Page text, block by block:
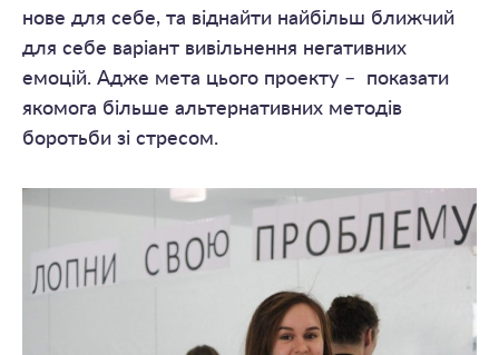
нове для себе, та віднайти найбільш ближчий
для себе варіант вивільнення негативних
емоцій. Адже мета цього проекту – показати
якомога більше альтернативних методів
боротьби зі стресом.